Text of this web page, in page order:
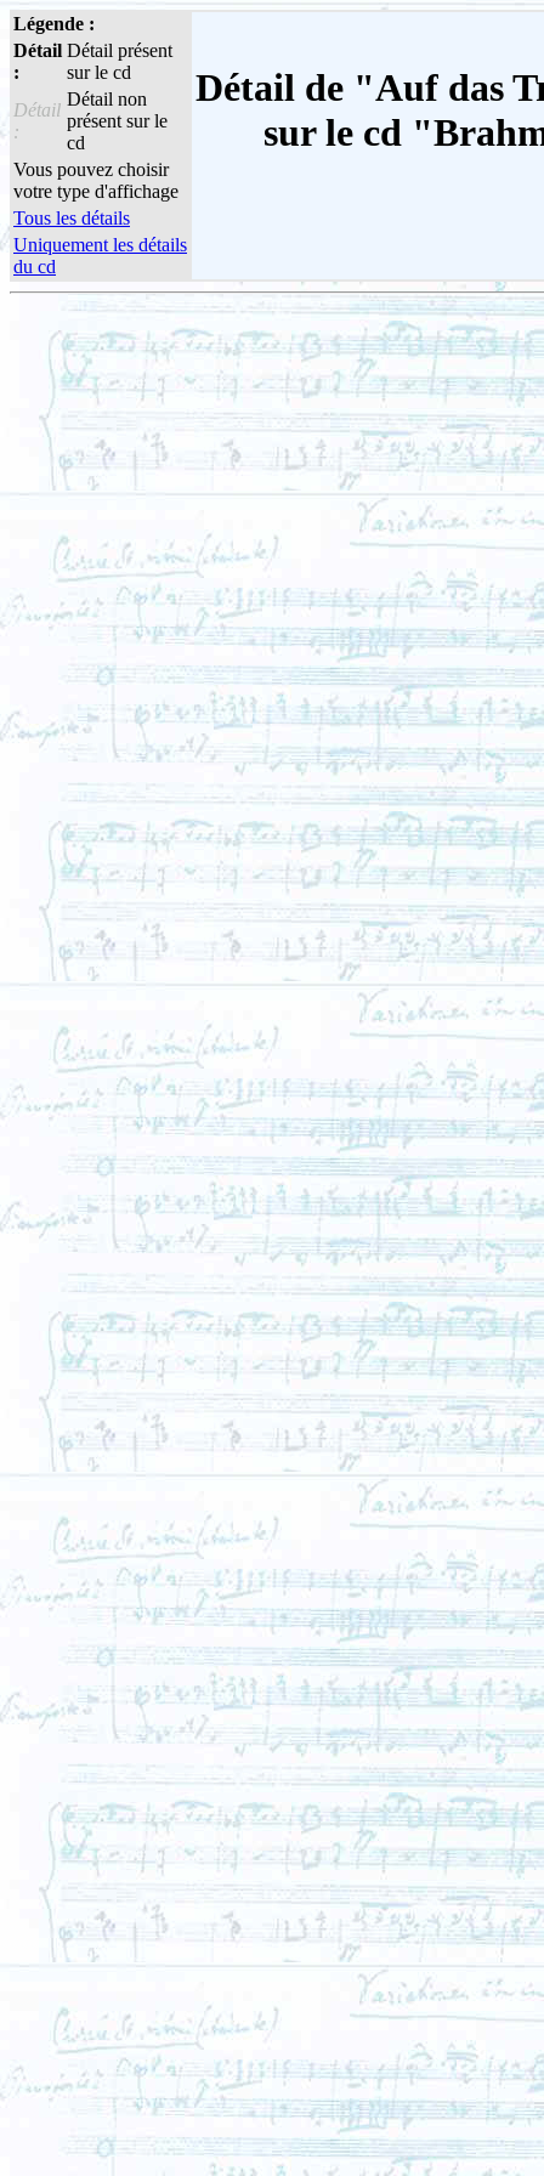
Légende :
Détail de "Auf das
sur le cd
Détail
:
Détail présent
sur le cd
Détail
:
Détail non
présent sur le
cd
Vous pouvez choisir
votre type d'affichage
Tous les détails
Uniquement les détails
du cd